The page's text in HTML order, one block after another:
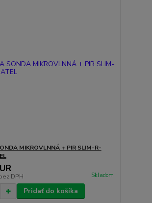
MIKROVLNNÁ + PIR SLIM-R-
DPH Skladom
Pridať do košíka